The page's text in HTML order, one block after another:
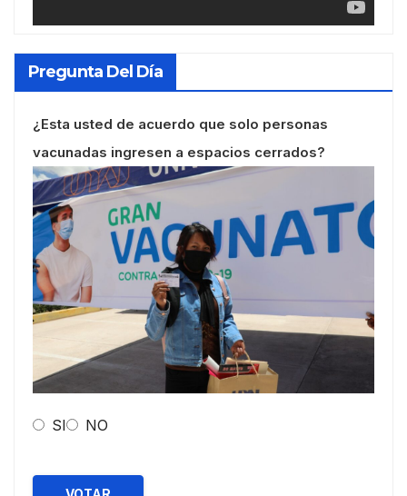
Pregunta Del Día
¿Esta usted de acuerdo que solo personas
vacunadas ingresen a espacios cerrados?
SI NO